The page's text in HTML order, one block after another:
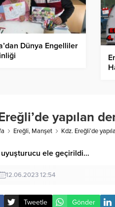
Dünya Engelliler
yapılan
Ereğli, Manşet Kdz. Ereğli’de
uyuşturucu ele geçirildi…
12.06.2023 12:54
Tweetle Gönder